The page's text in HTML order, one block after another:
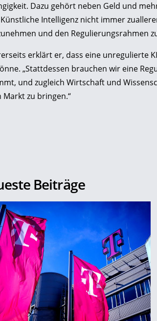
Dazu gehört neben Geld und
Intelligenz nicht immer
und den Regulierungsrahmen
erklärt er, dass eine unregulierte
„Stattdessen brauchen wir eine
und zugleich Wirtschaft und
Markt zu bringen.“
Beiträge